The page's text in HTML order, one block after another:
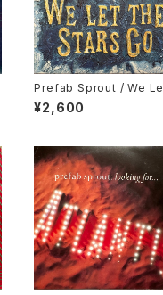
Prefab Sprout / We
The Stars Go
¥2,600